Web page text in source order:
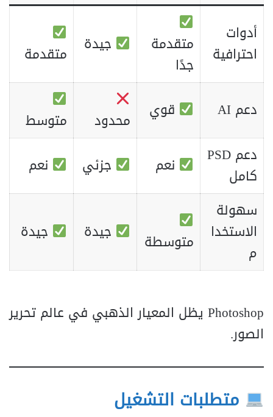
أدوات
احترافية
متقدمة
جدًا
جيدة متقدمة
دعم AI قوي محدود
متوسط
دعم PSD
كامل
نعم جزئي
نعم
سهولة
الاستخدا
م
متوسطة جيدة جيدة
Photoshop يظل المعيار الذهبي في عالم تحرير
الصور.
متطلبات التشغيل